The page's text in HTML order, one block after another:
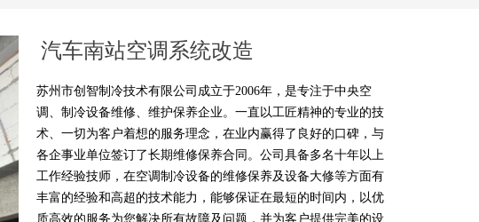
汽车南站空调系统改造
苏州市创智制冷技术有限公司成立于2006年，是专注于中央空
调、制冷设备维修、维护保养企业。一直以工匠精神的专业的技
术、一切为客户着想的服务理念，在业内赢得了良好的口碑，与
各企事业单位签订了长期维修保养合同。公司具备多名十年以上
工作经验技师，在空调制冷设备的维修保养及设备大修等方面有
丰富的经验和高超的技术能力，能够保证在最短的时间内，以优
质高效的服务为您解决所有故障及问题，并为客户提供完美的设